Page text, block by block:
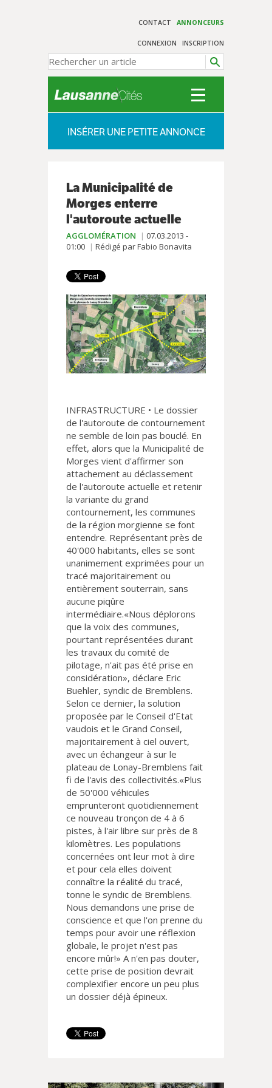
CONTACT ANNONCEURS
CONNEXION INSCRIPTION
INSÉRER UNE PETITE ANNONCE
La Municipalité de
Morges enterre
l'autoroute actuelle
AGGLOMÉRATION
07.03.2013 -
01:00
Rédigé par Fabio Bonavita
INFRASTRUCTURE • Le dossier
de l'autoroute de contournement
ne semble de loin pas bouclé. En
effet, alors que la Municipalité de
Morges vient d'affirmer son
attachement au déclassement
de l'autoroute actuelle et retenir
la variante du grand
contournement, les communes
de la région morgienne se font
entendre. Représentant près de
40'000 habitants, elles se sont
unanimement exprimées pour un
tracé majoritairement ou
entièrement souterrain, sans
aucune piqûre
intermédiaire.«Nous déplorons
que la voix des communes,
pourtant représentées durant
les travaux du comité de
pilotage, n'ait pas été prise en
considération», déclare Eric
Buehler, syndic de Bremblens.
Selon ce dernier, la solution
proposée par le Conseil d'Etat
vaudois et le Grand Conseil,
majoritairement à ciel ouvert,
avec un échangeur à sur le
plateau de Lonay-Bremblens fait
fi de l'avis des collectivités.«Plus
de 50'000 véhicules
emprunteront quotidiennement
ce nouveau tronçon de 4 à 6
pistes, à l'air libre sur près de 8
kilomètres. Les populations
concernées ont leur mot à dire
et pour cela elles doivent
connaître la réalité du tracé,
tonne le syndic de Bremblens.
Nous demandons une prise de
conscience et que l'on prenne du
temps pour avoir une réflexion
globale, le projet n'est pas
encore mûr!» A n'en pas douter,
cette prise de position devrait
complexifier encore un peu plus
un dossier déjà épineux.